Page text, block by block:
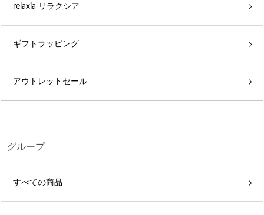
relaxia リラクシア
ギフトラッピング
アウトレットセール
グループ
すべての商品